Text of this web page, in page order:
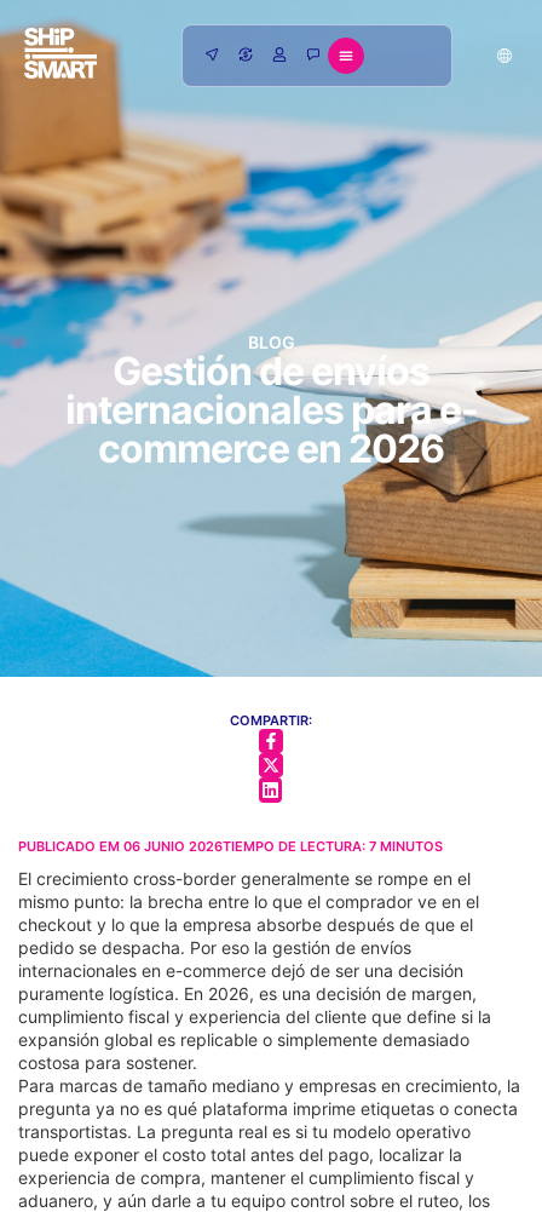
BLOG
Gestión de envíos
internacionales para e-
commerce en 2026
COMPARTIR:
PUBLICADO EM 06 JUNIO 2026TIEMPO DE LECTURA: 7 MINUTOS
El crecimiento cross-border generalmente se rompe en el
mismo punto: la brecha entre lo que el comprador ve en el
checkout y lo que la empresa absorbe después de que el
pedido se despacha. Por eso la gestión de envíos
internacionales en e-commerce dejó de ser una decisión
puramente logística. En 2026, es una decisión de margen,
cumplimiento fiscal y experiencia del cliente que define si la
expansión global es replicable o simplemente demasiado
costosa para sostener.
Para marcas de tamaño mediano y empresas en crecimiento, la
pregunta ya no es qué plataforma imprime etiquetas o conecta
transportistas. La pregunta real es si tu modelo operativo
puede exponer el costo total antes del pago, localizar la
experiencia de compra, mantener el cumplimiento fiscal y
aduanero, y aún darle a tu equipo control sobre el ruteo, los